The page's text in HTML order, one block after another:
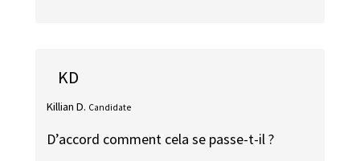
KD
Killian D. Candidate
D’accord comment cela se passe-t-il ?